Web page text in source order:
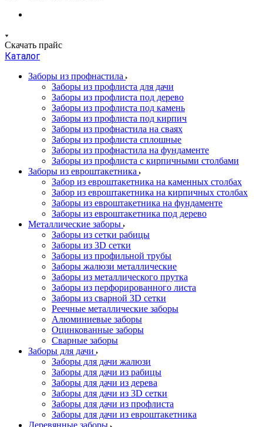
Скачать прайс
Каталог
Заборы из профнастила
Заборы из профлиста для дачи
Заборы из профлиста под дерево
Заборы из профлиста под камень
Заборы из профлиста под кирпич
Заборы из профнастила на сваях
Заборы из профлиста сплошные
Заборы из профнастила на фундаменте
Заборы из профлиста с кирпичными столбами
Заборы из евроштакетника
Забор из евроштакетника на каменных столбах
Забор из евроштакетника на кирпичных столбах
Заборы из евроштакетника на фундаменте
Заборы из евроштакетника под дерево
Металлические заборы
Заборы из сетки рабицы
Заборы из 3D сетки
Заборы из профильной трубы
Заборы жалюзи металлические
Заборы из металлического прутка
Заборы из перфорированного листа
Заборы из сварной 3D сетки
Реечные металлические заборы
Алюминиевые заборы
Оцинкованные заборы
Сварные заборы
Заборы для дачи
Заборы для дачи жалюзи
Заборы для дачи из рабицы
Заборы для дачи из дерева
Заборы для дачи из 3D сетки
Заборы для дачи из профлиста
Заборы для дачи из евроштакетника
Деревянные заборы